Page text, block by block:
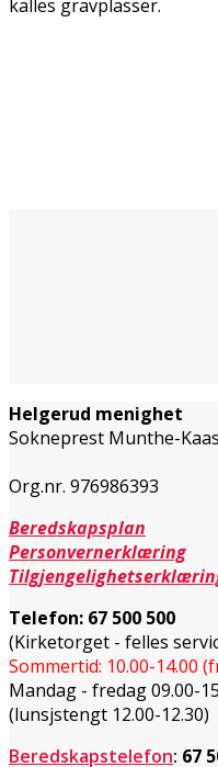
kalles gravplasser.
Helgerud menighet
Sokneprest Munthe-
Org.nr. 976986393
Beredskapsplan
Personvernerklæring
Telefon: 67 500 500
(Kirketorget - felles
Sommertid: 10.00-14.00
Mandag - fredag 09.00-
(lunsjstengt 12.00-12.30)
Beredskapstelefon: 67